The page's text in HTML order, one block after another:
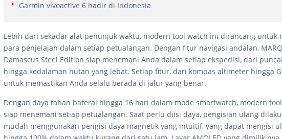
Garmin vívoactive 6 hadir di Indonesia
Lebih dari sekadar alat penunjuk waktu, modern tool watch ini dirancang untuk
para penjelajah dalam setiap petualangan. Dengan fitur navigasi andalan,
Damascus Steel Edition siap menemani Anda dalam setiap ekspedisi, dari
hingga kedalaman hutan yang lebat. Setiap fitur, dari kompas altimeter hingga
untuk memastikan Anda selalu berada di jalur yang benar.
Dengan daya tahan baterai hingga 16 hari dalam mode smartwatch, modern
siap menemani setiap petualangan. Saat perlu diisi daya, pengisian ulang
mudah menggunakan pengisi daya magnetik yang intuitif, yang dapat mengisi